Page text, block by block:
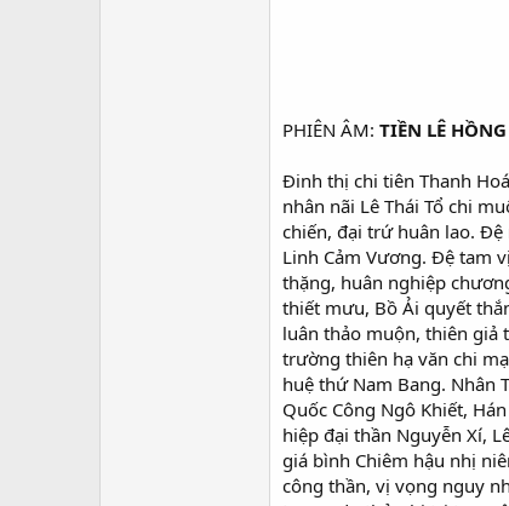
PHIÊN ÂM: TIỀN LÊ
Đinh thị chi tiên Thanh
nhân nãi Lê Thái Tổ chi
chiến, đại trứ huân lao. Đệ
Linh Cảm Vương. Đệ tam
thặng, huân nghiệp
thiết mưu, Bồ Ải quyết
luân thảo muộn, thiên giả
trường thiên hạ văn chi
huệ thứ Nam Bang. Nhân
Quốc Công Ngô Khiết,
hiệp đại thần Nguyễn Xí,
giá bình Chiêm hậu nhị
công thần, vị vọng nguy